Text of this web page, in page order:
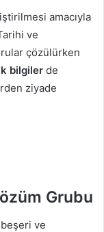
amacıyla
ve
çözülürken
bilgiler de
ziyade
Grubu
ve